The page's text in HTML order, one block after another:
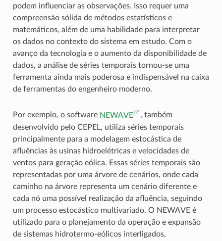
podem influenciar as observações. Isso requer uma
compreensão sólida de métodos estatísticos e
matemáticos, além de uma habilidade para interpretar
os dados no contexto do sistema em estudo. Com o
avanço da tecnologia e o aumento da disponibilidade de
dados, a análise de séries temporais tornou-se uma
ferramenta ainda mais poderosa e indispensável na caixa
de ferramentas do engenheiro moderno.
Por exemplo, o software NEWAVE
, também
desenvolvido pelo CEPEL, utiliza séries temporais
principalmente para a modelagem estocástica de
afluências às usinas hidroelétricas e velocidades de
ventos para geração eólica. Essas séries temporais são
representadas por uma árvore de cenários, onde cada
caminho na árvore representa um cenário diferente e
cada nó uma possível realização da afluência, seguindo
um processo estocástico multivariado. O NEWAVE é
utilizado para o planejamento da operação e expansão
de sistemas hidrotermo-eólicos interligados,